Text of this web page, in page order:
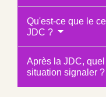
Qu'est-ce que le
JDC ?
Après la JDC,
situation signaler ?